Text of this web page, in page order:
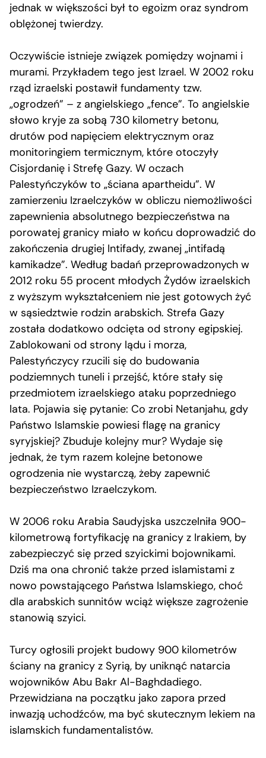
jednak w większości był to egoizm oraz syndrom
oblężonej twierdzy.
Oczywiście istnieje związek pomiędzy wojnami i
murami. Przykładem tego jest Izrael. W 2002 roku
rząd izraelski postawił fundamenty tzw.
„ogrodzeń” – z angielskiego „fence”. To angielskie
słowo kryje za sobą 730 kilometry betonu,
drutów pod napięciem elektrycznym oraz
monitoringiem termicznym, które otoczyły
Cisjordanię i Strefę Gazy. W oczach
Palestyńczyków to „ściana apartheidu”. W
zamierzeniu Izraelczyków w obliczu niemożliwości
zapewnienia absolutnego bezpieczeństwa na
porowatej granicy miało w końcu doprowadzić do
zakończenia drugiej Intifady, zwanej „intifadą
kamikadze”. Według badań przeprowadzonych w
2012 roku 55 procent młodych Żydów izraelskich
z wyższym wykształceniem nie jest gotowych żyć
w sąsiedztwie rodzin arabskich. Strefa Gazy
została dodatkowo odcięta od strony egipskiej.
Zablokowani od strony lądu i morza,
Palestyńczycy rzucili się do budowania
podziemnych tuneli i przejść, które stały się
przedmiotem izraelskiego ataku poprzedniego
lata. Pojawia się pytanie: Co zrobi Netanjahu, gdy
Państwo Islamskie powiesi flagę na granicy
syryjskiej? Zbuduje kolejny mur? Wydaje się
jednak, że tym razem kolejne betonowe
ogrodzenia nie wystarczą, żeby zapewnić
bezpieczeństwo Izraelczykom.
W 2006 roku Arabia Saudyjska uszczelniła 900-
kilometrową fortyfikację na granicy z Irakiem, by
zabezpieczyć się przed szyickimi bojownikami.
Dziś ma ona chronić także przed islamistami z
nowo powstającego Państwa Islamskiego, choć
dla arabskich sunnitów wciąż większe zagrożenie
stanowią szyici.
Turcy ogłosili projekt budowy 900 kilometrów
ściany na granicy z Syrią, by uniknąć natarcia
wojowników Abu Bakr Al-Baghdadiego.
Przewidziana na początku jako zapora przed
inwazją uchodźców, ma być skutecznym lekiem na
islamskich fundamentalistów.